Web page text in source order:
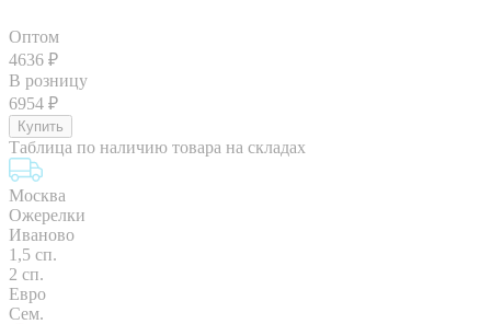
Оптом
4636 ₽
В розницу
6954 ₽
Таблица по наличию товара на складах
Москва
Ожерелки
Иваново
1,5 сп.
2 сп.
Евро
Сем.